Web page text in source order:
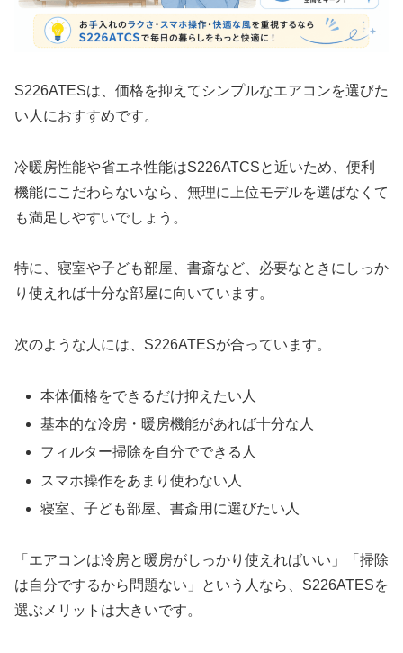
S226ATESは、価格を抑えてシンプルなエアコンを選びた
い人におすすめです。
冷暖房性能や省エネ性能はS226ATCSと近いため、便利
機能にこだわらないなら、無理に上位モデルを選ばなくて
も満足しやすいでしょう。
特に、寝室や子ども部屋、書斎など、必要なときにしっか
り使えれば十分な部屋に向いています。
次のような人には、S226ATESが合っています。
本体価格をできるだけ抑えたい人
基本的な冷房・暖房機能があれば十分な人
フィルター掃除を自分でできる人
スマホ操作をあまり使わない人
寝室、子ども部屋、書斎用に選びたい人
「エアコンは冷房と暖房がしっかり使えればいい」「掃除
は自分でするから問題ない」という人なら、S226ATESを
選ぶメリットは大きいです。